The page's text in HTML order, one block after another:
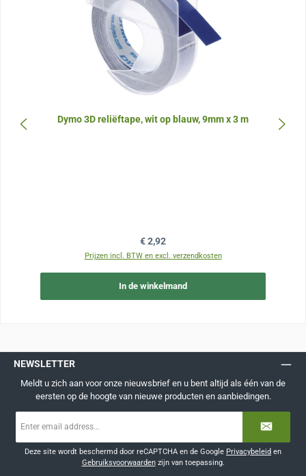
Dymo 3D reliëftape, wit op blauw, 9mm x 3 m
Normale prijs:
€ 2,92
Prijzen incl. BTW en excl. verzendkosten
In de winkelmand
NEWSLETTER
Meldt u zich aan voor onze nieuwsbrief en u bent altijd als één van de
eersten op de hoogte van nieuwe producten en aanbiedingen.
mailadres
Deze site wordt beschermd door reCAPTCHA en de Google Privacybeleid en
Gebruiksvoorwaardenzijn van toepassing.